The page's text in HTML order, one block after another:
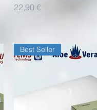
Prix
22,90 €
Best Seller